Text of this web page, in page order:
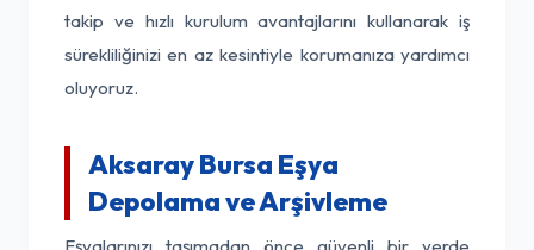
takip ve hızlı kurulum avantajlarını kullanarak iş
sürekliliğinizi en az kesintiyle korumanıza yardımcı
oluyoruz.
Aksaray Bursa Eşya
Depolama ve Arşivleme